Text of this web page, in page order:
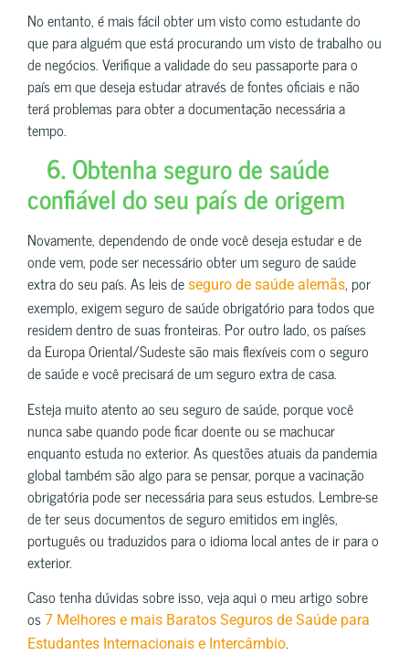
No entanto, é mais fácil obter um visto como estudante do
que para alguém que está procurando um visto de trabalho ou
de negócios. Verifique a validade do seu passaporte para o
país em que deseja estudar através de fontes oficiais e não
terá problemas para obter a documentação necessária a
tempo.
6. Obtenha seguro de saúde
confiável do seu país de origem
Novamente, dependendo de onde você deseja estudar e de
onde vem, pode ser necessário obter um seguro de saúde
extra do seu país. As leis de seguro de saúde alemãs, por
exemplo, exigem seguro de saúde obrigatório para todos que
residem dentro de suas fronteiras. Por outro lado, os países
da Europa Oriental/Sudeste são mais flexíveis com o seguro
de saúde e você precisará de um seguro extra de casa.
Esteja muito atento ao seu seguro de saúde, porque você
nunca sabe quando pode ficar doente ou se machucar
enquanto estuda no exterior. As questões atuais da pandemia
global também são algo para se pensar, porque a vacinação
obrigatória pode ser necessária para seus estudos. Lembre-se
de ter seus documentos de seguro emitidos em inglês,
português ou traduzidos para o idioma local antes de ir para o
exterior.
Caso tenha dúvidas sobre isso, veja aqui o meu artigo sobre
os 7 Melhores e mais Baratos Seguros de Saúde para
Estudantes Internacionais e Intercâmbio.